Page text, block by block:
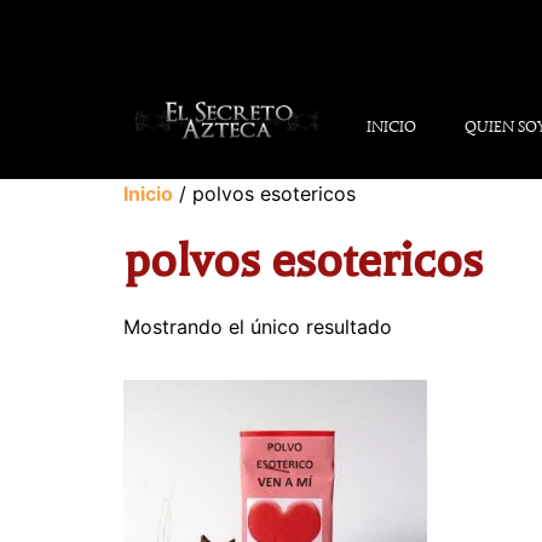
INICIO QUIEN
Inicio / polvos esotericos
polvos esotericos
Mostrando el único resultado